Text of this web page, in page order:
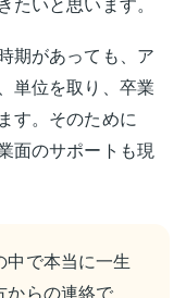
いと思います。
期があっても、ア
単位を取り、卒業
す。そのために
面のサポートも現
中で本当に一生
からの連絡で